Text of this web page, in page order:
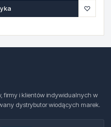
♡
firmy i klientów indywidualnych w
dystrybutor wiodących marek.